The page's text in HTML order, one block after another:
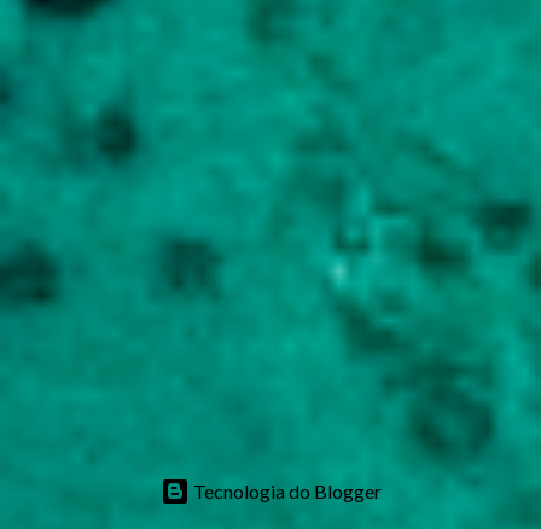
Tecnologia do Blogger